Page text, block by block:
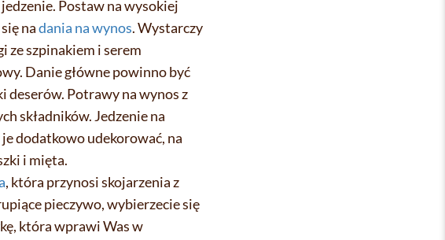
Postaw na wysokiej
nadania na wynos. Wystarczy
ze szpinakiem i serem
Danie główne powinno być
deserów. Potrawy na wynos z
składników. Jedzenie na
dodatkowo udekorować, na
i mięta.
, która przynosi skojarzenia z
pieczywo, wybierzecie się
która wprawi Was w